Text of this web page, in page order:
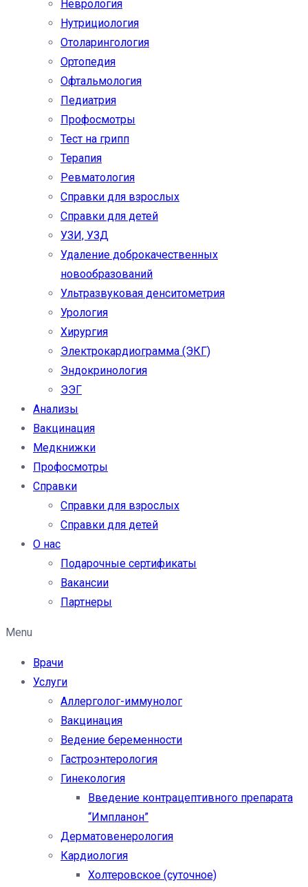
Неврология
Нутрициология
Отоларингология
Ортопедия
Офтальмология
Педиатрия
Профосмотры
Тест на грипп
Терапия
Ревматология
Справки для взрослых
Справки для детей
УЗИ, УЗД
Удаление доброкачественных
новообразований
Ультразвуковая денситометрия
Урология
Хирургия
Электрокардиограмма (ЭКГ)
Эндокринология
ЭЭГ
Анализы
Вакцинация
Медкнижки
Профосмотры
Справки
Справки для взрослых
Справки для детей
О нас
Подарочные сертификаты
Вакансии
Партнеры
Menu
Врачи
Услуги
Аллерголог-иммунолог
Вакцинация
Ведение беременности
Гастроэнтерология
Гинекология
Введение контрацептивного препарата
“Импланон”
Дерматовенерология
Кардиология
Холтеровское (суточное)